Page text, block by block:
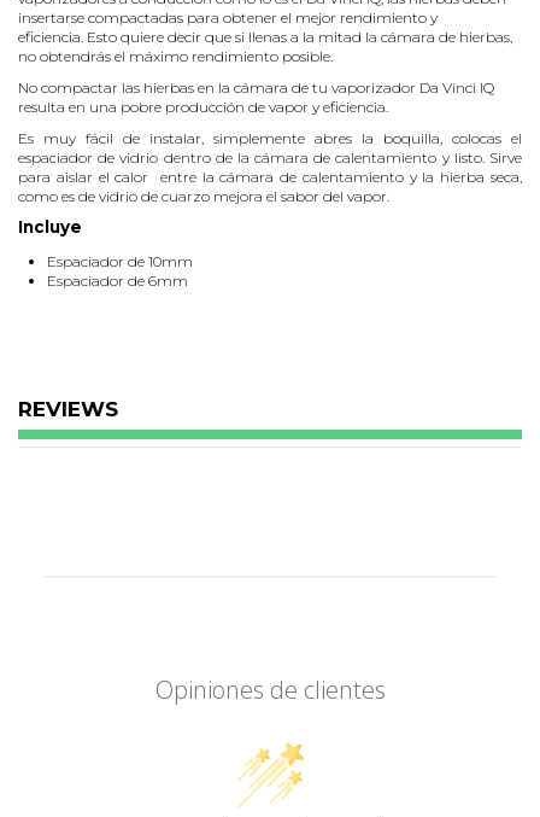
insertarse compactadas para obtener el mejor rendimiento y
eficiencia. Esto quiere decir que si llenas a la mitad la cámara de hierbas,
no obtendrás el máximo rendimiento posible.
No compactar las hierbas en la cámara de tu vaporizador Da Vinci IQ
resulta en una pobre producción de vapor y eficiencia.
Es muy fácil de instalar, simplemente abres la boquilla, colocas el
espaciador de vidrio dentro de la cámara de calentamiento y listo. Sirve
para aislar el calor entre la cámara de calentamiento y la hierba seca,
como es de vidrio de cuarzo mejora el sabor del vapor.
Incluye
Espaciador de 10mm
Espaciador de 6mm
REVIEWS
Opiniones de clientes